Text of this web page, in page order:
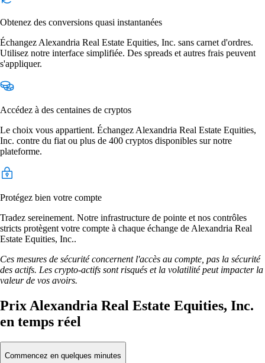
Obtenez des conversions quasi instantanées
Échangez Alexandria Real Estate Equities, Inc. sans carnet d'ordres.
Utilisez notre interface simplifiée. Des spreads et autres frais peuvent
s'appliquer.
Accédez à des centaines de cryptos
Le choix vous appartient. Échangez Alexandria Real Estate Equities,
Inc. contre du fiat ou plus de 400 cryptos disponibles sur notre
plateforme.
Protégez bien votre compte
Tradez sereinement. Notre infrastructure de pointe et nos contrôles
stricts protègent votre compte à chaque échange de Alexandria Real
Estate Equities, Inc..
Ces mesures de sécurité concernent l'accès au compte, pas la sécurité
des actifs. Les crypto-actifs sont risqués et la volatilité peut impacter la
valeur de vos avoirs.
Prix Alexandria Real Estate Equities, Inc.
en temps réel
Commencez en quelques minutes